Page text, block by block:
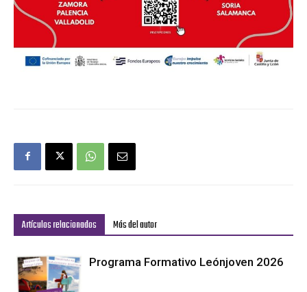
Artículos relacionados Más del autor
Programa Formativo Leónjoven 2026